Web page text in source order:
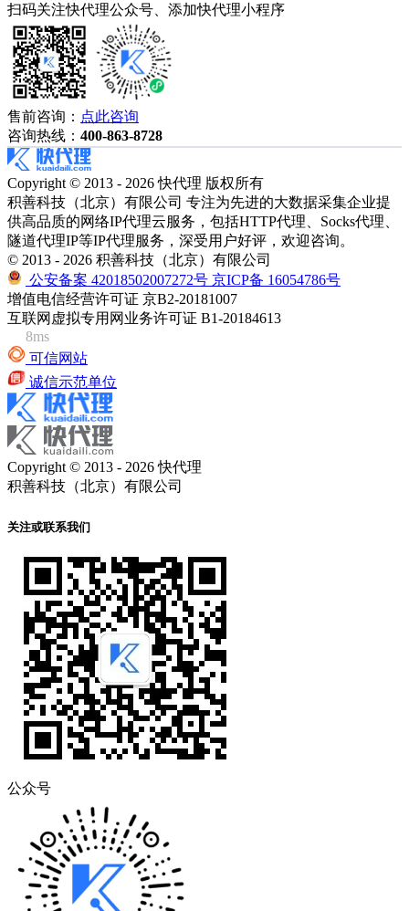
扫码关注快代理公众号、添加快代理小程序
售前咨询： 点此咨询
咨询热线： 400-863-8728
Copyright © 2013 - 2026 快代理 版权所有
积善科技（北京）有限公司 专注为先进的大数据采集企业提
供高品质的网络IP代理云服务，包括HTTP代理、Socks代理、
隧道代理IP等IP代理服务，深受用户好评，欢迎咨询。
© 2013 - 2026 积善科技（北京）有限公司
公安备案 42018502007272号 京ICP备 16054786号
增值电信经营许可证 京B2-20181007
互联网虚拟专用网业务许可证 B1-20184613
8ms
可信网站
诚信示范单位
Copyright © 2013 - 2026 快代理
积善科技（北京）有限公司
关注或联系我们
公众号